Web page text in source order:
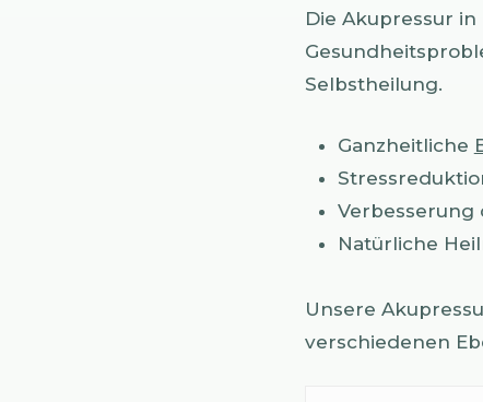
Die Akupressur
Selbstheilung.
Ganzheitliche
Verbesserung
Natürliche
Unsere
verschiedenen